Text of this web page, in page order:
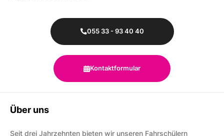
055 33 - 93 40 40
Kontaktformular
Über uns
Seit drei Jahrzehnten bieten wir unseren Fahrschülern